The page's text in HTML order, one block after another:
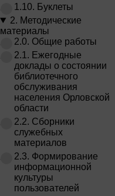
1.10. Буклеты
2. Методические
материалы
2.0. Общие работы
2.1. Ежегодные
доклады о состоянии
библиотечного
обслуживания
населения Орловской
области
2.2. Сборники
служебных
материалов
2.3. Формирование
информационной
культуры
пользователей